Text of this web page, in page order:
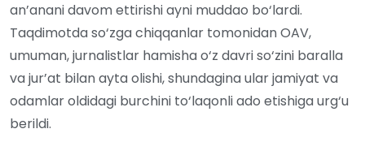
an’anani davom ettirishi ayni muddao bo‘lardi.
Taqdimotda so‘zga chiqqanlar tomonidan OAV,
umuman, jurnalistlar hamisha o‘z davri so‘zini baralla
va jur’at bilan ayta olishi, shundagina ular jamiyat va
odamlar oldidagi burchini to‘laqonli ado etishiga urg‘u
berildi.